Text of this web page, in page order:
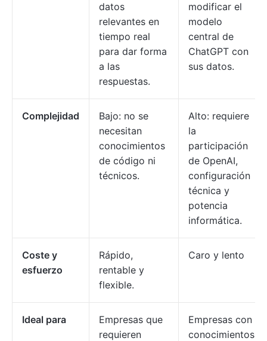
datos
relevantes en
tiempo real
para dar forma
a las
respuestas.
modificar el
modelo
central de
ChatGPT con
sus datos.
Complejidad
Bajo: no se
necesitan
conocimientos
de código ni
técnicos.
Alto: requiere
la
participación
de OpenAI,
configuración
técnica y
potencia
informática.
Coste y
esfuerzo
Rápido,
rentable y
flexible.
Caro y lento
Ideal para
Empresas que
requieren
Empresas con
conocimientos